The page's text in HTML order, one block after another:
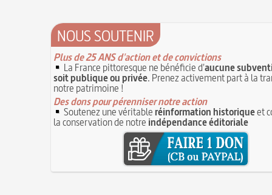
NOUS SOUTENIR
Plus de 25 ANS d'action et de convictions
La France pittoresque ne bénéficie d'aucune
soit publique ou privée. Prenez activement part à la
notre patrimoine !
Des dons pour pérenniser notre action
Soutenez une véritableréinformation historiqueet
la conservation de notre indépendance éditoriale